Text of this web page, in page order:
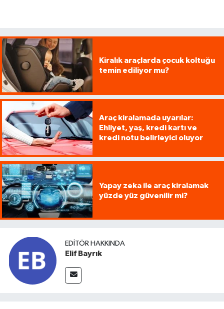
Kiralık araçlarda çocuk koltuğu
temin ediliyor mu?
Araç kiralamada uyarılar:
Ehliyet, yaş, kredi kartı ve
kredi notu belirleyici oluyor
Yapay zeka ile araç kiralamak
yüzde yüz güvenilir mi?
EDITÖR HAKKINDA
Elif Bayrık